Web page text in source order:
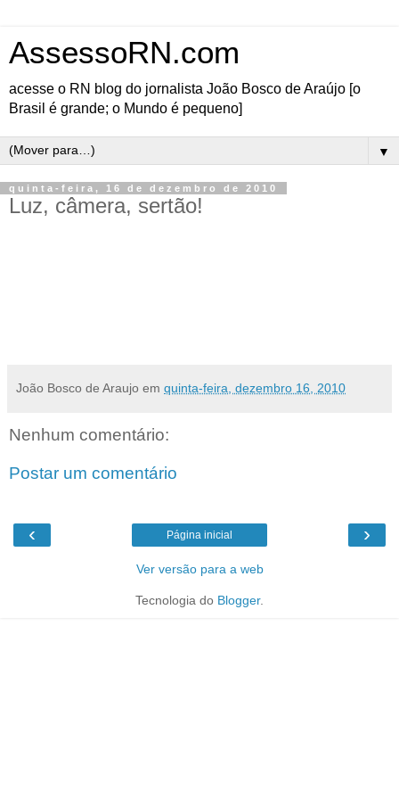
AssessoRN.com
acesse o RN blog do jornalista João Bosco de Araújo [o
Brasil é grande; o Mundo é pequeno]
▼
quinta-feira, 16 de dezembro de 2010
Luz, câmera, sertão!
João Bosco de Araujo em quinta-feira, dezembro 16, 2010
Nenhum comentário:
Postar um comentário
‹ ›
Página inicial
Ver versão para a web
Tecnologia do Blogger.